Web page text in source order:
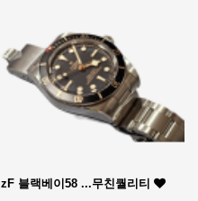
zF 블랙베이58 ...무친퀄리티